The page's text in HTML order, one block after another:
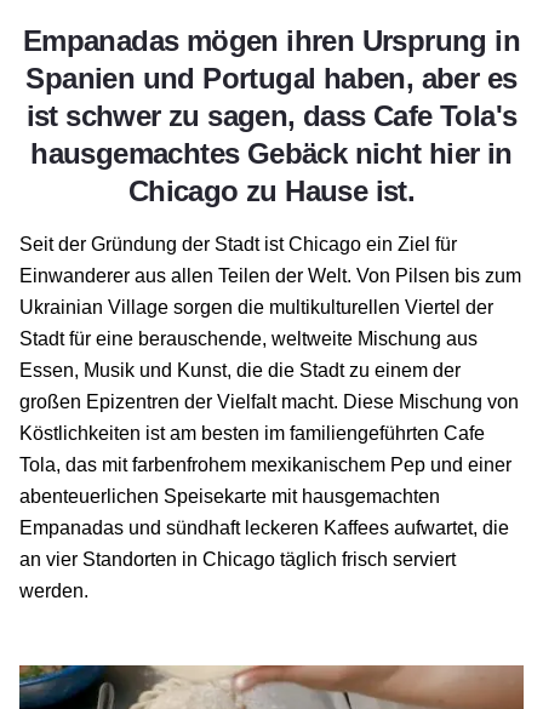
Empanadas mögen ihren Ursprung in
Spanien und Portugal haben, aber es
ist schwer zu sagen, dass Cafe Tola's
hausgemachtes Gebäck nicht hier in
Chicago zu Hause ist.
Seit der Gründung der Stadt ist Chicago ein Ziel für
Einwanderer aus allen Teilen der Welt. Von Pilsen bis zum
Ukrainian Village sorgen die multikulturellen Viertel der
Stadt für eine berauschende, weltweite Mischung aus
Essen, Musik und Kunst, die die Stadt zu einem der
großen Epizentren der Vielfaltmacht. Diese Mischung von
Köstlichkeiten ist am besten im familiengeführten Cafe
Tola, das mit farbenfrohem mexikanischem Pep und einer
abenteuerlichen Speisekarte mit hausgemachten
Empanadas und sündhaft leckeren Kaffees aufwartet, die
an vier Standorten in Chicago täglich frisch serviert
werden.